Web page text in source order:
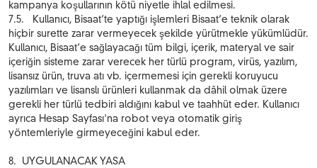
kampanya koşullarının kötü niyetle ihlal edilmesi.
7.5. Kullanıcı, Bisaat’te yaptığı işlemleri Bisaat’e teknik olarak
hiçbir surette zarar vermeyecek şekilde yürütmekle yükümlüdür.
Kullanıcı, Bisaat’e sağlayacağı tüm bilgi, içerik, materyal ve sair
içeriğin sisteme zarar verecek her türlü program, virüs, yazılım,
lisansız ürün, truva atı vb. içermemesi için gerekli koruyucu
yazılımları ve lisanslı ürünleri kullanmak da dâhil olmak üzere
gerekli her türlü tedbiri aldığını kabul ve taahhüt eder. Kullanıcı
ayrıca Hesap Sayfası'na robot veya otomatik giriş
yöntemleriyle girmeyeceğini kabul eder.
8. UYGULANACAK YASA